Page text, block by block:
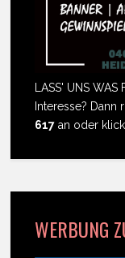
LASS' UNS
Interesse?
617 an oder
WERBUNG